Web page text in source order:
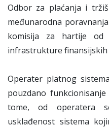
Odbor za plaćanja i
međunarodna
komisija za hartije
infrastrukture finansijskih
Operater platnog
pouzdano
tome, od operatera
usklađenost sistema